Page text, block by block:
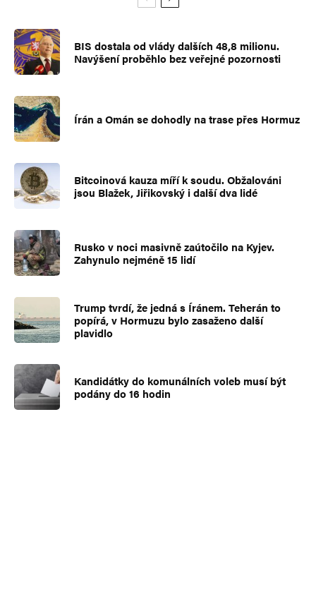
BIS dostala od vlády dalších 48,8 milionu.
Navýšení proběhlo bez veřejné pozornosti
Írán a Omán se dohodly na trase přes Hormuz
Bitcoinová kauza míří k soudu. Obžalováni
jsou Blažek, Jiřikovský i další dva lidé
Rusko v noci masivně zaútočilo na Kyjev.
Zahynulo nejméně 15 lidí
Trump tvrdí, že jedná s Íránem. Teherán to
popírá, v Hormuzu bylo zasaženo další
plavidlo
Kandidátky do komunálních voleb musí být
podány do 16 hodin